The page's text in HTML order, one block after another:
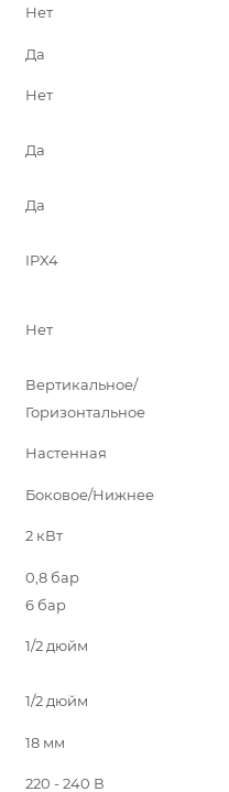
Нет
Да
Нет
Да
Да
IPX4
Нет
Вертикальное/
Горизонтальное
Настенная
Боковое/Нижнее
2 кВт
0,8 бар
6 бар
1/2 дюйм
1/2 дюйм
18 мм
220 - 240 В